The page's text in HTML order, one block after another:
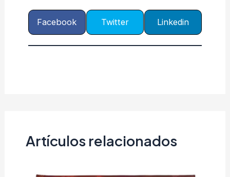
Facebook Twitter Linkedin
Artículos relacionados